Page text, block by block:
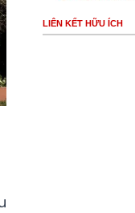
LIÊN KẾT HỮU ÍCH